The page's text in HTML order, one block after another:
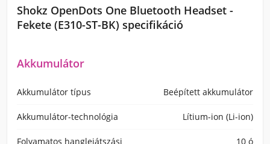
Shokz OpenDots One Bluetooth Headset -
Fekete (E310-ST-BK) specifikáció
Akkumulátor
Akkumulátor típus Beépített akkumulátor
Akkumulátor-technológia Lítium-ion (Li-ion)
Folyamatos hanglejátszási
10 ó